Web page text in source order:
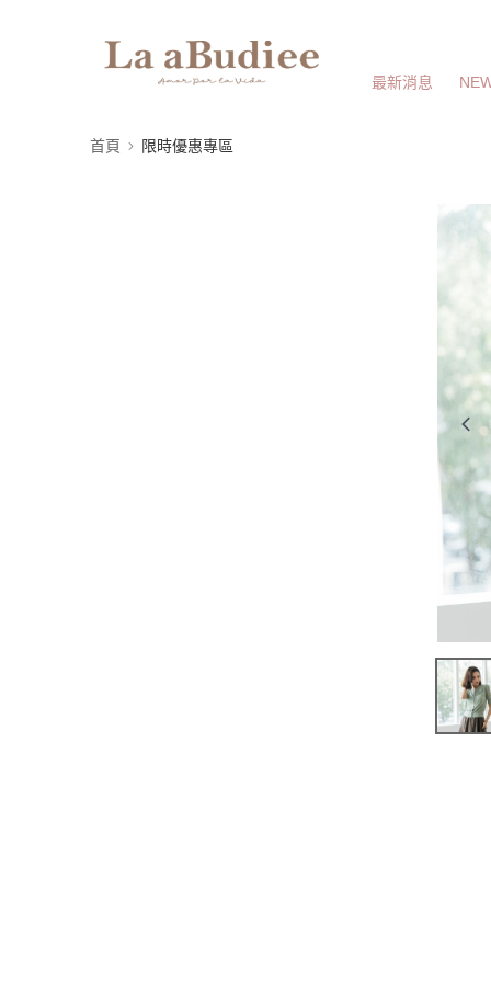
最新消息
首頁 限時優惠專區